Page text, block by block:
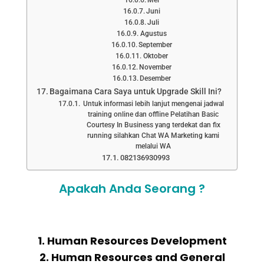
Juni
Juli
Agustus
September
Oktober
November
Desember
Bagaimana Cara Saya untuk Upgrade Skill Ini?
Untuk informasi lebih lanjut mengenai jadwal
training online dan offline Pelatihan Basic
Courtesy In Business yang terdekat dan fix
running silahkan Chat WA Marketing kami
melalui WA
082136930993
Apakah Anda Seorang ?
1. Human Resources Development
2. Human Resources and General